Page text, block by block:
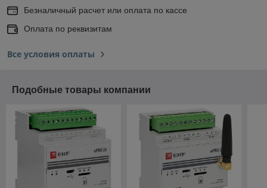
Безналичный расчет или оплата по кассе
Оплата по реквизитам
Все условия оплаты
Подобные товары компании